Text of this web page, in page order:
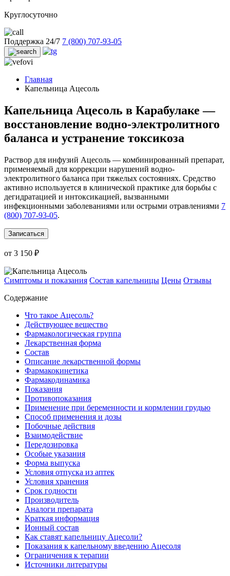
Круглосуточно
Поддержка 24/7 7 (800) 707-93-05
Главная
Капельница Ацесоль
Капельница Ацесоль в Карабулаке —
восстановление водно-электролитного
баланса и устранение токсикоза
Раствор для инфузий Ацесоль — комбинированный препарат,
применяемый для коррекции нарушений водно-
электролитного баланса при тяжелых состояниях. Средство
активно используется в клинической практике для борьбы с
дегидратацией и интоксикацией, вызванными
инфекционными заболеваниями или острыми отравлениями 7
(800) 707-93-05.
Записаться
от 3 150 ₽
Симптомы и показания Состав капельницы Цены Отзывы
Содержание
Что такое Ацесоль?
Действующее вещество
Фармакологическая группа
Лекарственная форма
Состав
Описание лекарственной формы
Фармакокинетика
Фармакодинамика
Показания
Противопоказания
Применение при беременности и кормлении грудью
Способ применения и дозы
Побочные действия
Взаимодействие
Передозировка
Особые указания
Форма выпуска
Условия отпуска из аптек
Условия хранения
Срок годности
Производитель
Аналоги препарата
Краткая информация
Ионный состав
Как ставят капельницу Ацесоли?
Показания к капельному введению Ацесоля
Ограничения к терапии
Источники литературы